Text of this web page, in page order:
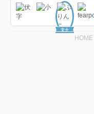
文士
HOME